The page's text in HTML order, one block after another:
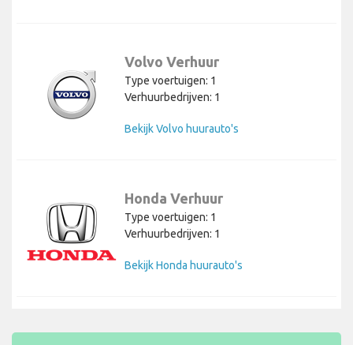
Volvo Verhuur
Type voertuigen: 1
Verhuurbedrijven: 1
Bekijk Volvo huurauto's
Honda Verhuur
Type voertuigen: 1
Verhuurbedrijven: 1
Bekijk Honda huurauto's